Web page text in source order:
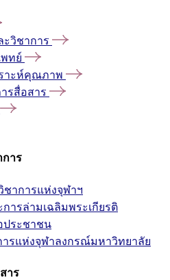
วิชาการ
ทย์
าะห์คุณภาพ
รสื่อสาร
าร
าการแห่งจุฬาฯ
ารล่ามเฉลิมพระเกียรติ
ประชาชน
รแห่งจุฬาลงกรณ์มหาวิทยาลัย
าร